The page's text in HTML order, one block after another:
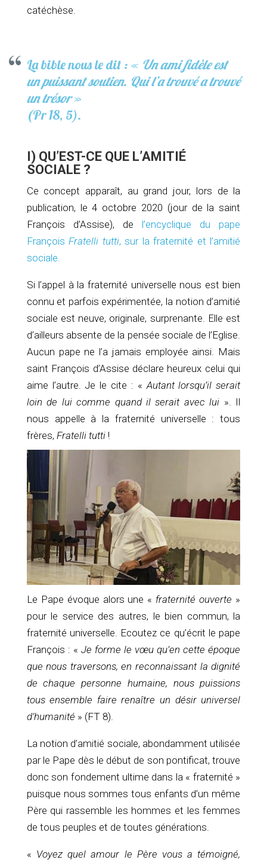
catéchèse.
La bible nous le dit : « Un ami fidèle est
un puissant soutien. Qui l’a trouvé a trouvé
un trésor»
(Pr 18, 5).
I) QU’EST-CE QUE L’AMITIÉ
SOCIALE ?
Ce concept apparaît, au grand jour, lors de la
publication, le 4 octobre 2020 (jour de la saint
François d’Assise), de l’encyclique du pape
FrançoisFratelli tutti, sur la fraternité et l’amitié
sociale.
Si l’appel à la fraternité universelle nous est bien
connu et parfois expérimentée, la notion d’amitié
sociale est neuve, originale, surprenante. Elle est
d’ailleurs absente de la pensée sociale de l’Eglise.
Aucun pape ne l’a jamais employée ainsi. Mais
saint François d’Assise déclare heureux celui qui
aime l’autre. Je le cite : « Autant lorsqu’il serait
loin de lui comme quand il serait avec lui ». Il
nous appelle à la fraternité universelle : tous
frères, Fratelli tutti!
Le Pape évoque alors une « fraternité ouverte »
pour le service des autres, le bien commun, la
fraternité universelle. Ecoutez ce qu’écrit le pape
François : « Je forme le vœu qu’en cette époque
que nous traversons, en reconnaissant la dignité
de chaque personne humaine, nous puissions
tous ensemble faire renaître un désir universel
d’humanité » (FT 8).
La notion d’amitié sociale, abondamment utilisée
par le Pape dès le début de son pontificat, trouve
donc son fondement ultime dans la « fraternité »
puisque nous sommes tous enfants d’un même
Père qui rassemble les hommes et les femmes
de tous peuples et de toutes générations.
« Voyez quel amour le Père vous a témoigné,